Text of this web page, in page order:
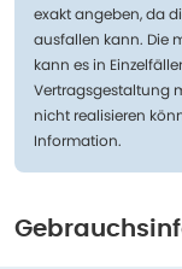
exakt angeben, da
ausfallen kann. Die
kann es in
Vertragsgestaltung
nicht realisieren
Information.